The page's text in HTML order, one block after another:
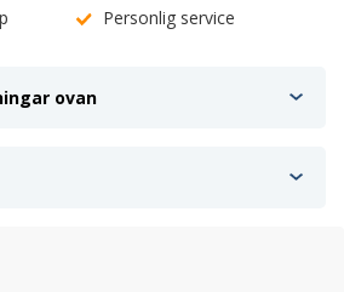
Personlig service
ovan